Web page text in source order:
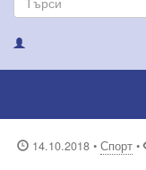
14.10.2018 • Спорт •